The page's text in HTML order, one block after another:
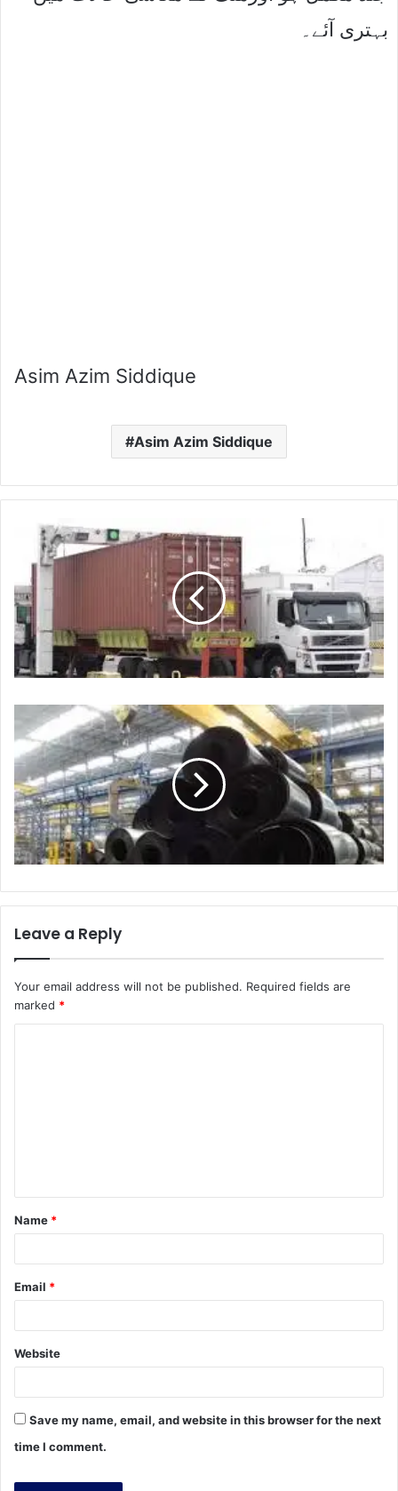
بہتری آئے۔
Asim Azim Siddique
Asim Azim Siddique
Leave a Reply
Your email address will not be published. Required fields are
marked *
t
*
Name *
Email *
Website
Save my name, email, and website in this browser for the next
time I comment.